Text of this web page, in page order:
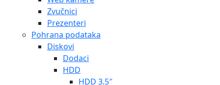
Zvučnici
Prezenteri
Pohrana podataka
Diskovi
Dodaci
HDD
HDD 3.5″